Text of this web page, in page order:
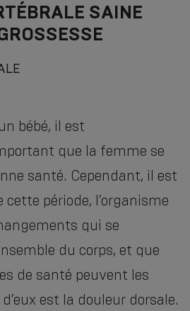
SAINE
bébé, il est
que la femme se
santé. Cependant, il est
cette période, l’organisme
qui se
du corps, et que
de santé peuvent les
est la douleur dorsale.